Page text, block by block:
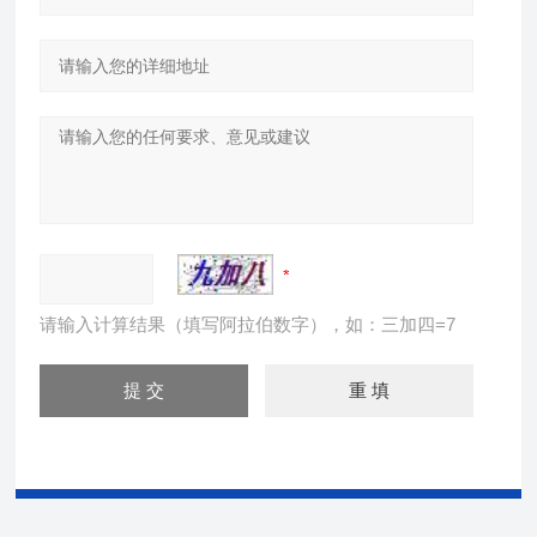
请输入计算结果（填写阿拉伯数字），如：三加四=7